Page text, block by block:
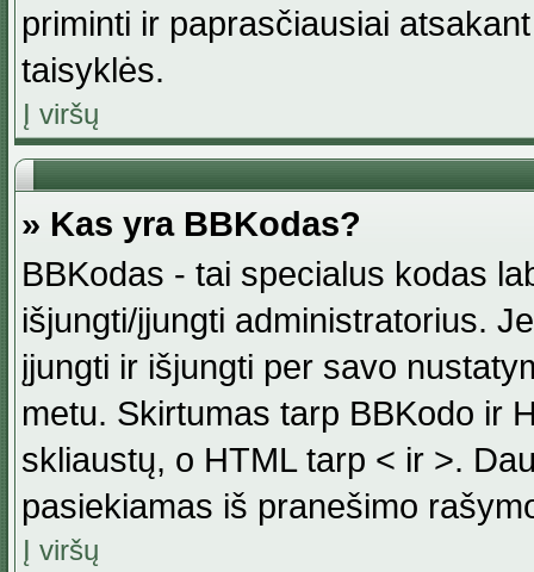
priminti ir paprasčiausiai
taisyklės.
Į viršų
» Kas yra BBKodas?
BBKodas - tai specialus kodas
išjungti/įjungti administratorius.
įjungti ir išjungti per savo
metu. Skirtumas tarp BBKodo ir
skliaustų, o HTML tarp < ir >.
pasiekiamas iš pranešimo
Į viršų